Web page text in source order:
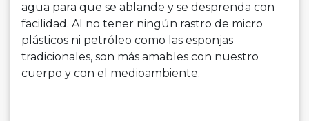
agua para que se ablande y se desprenda con
facilidad. Al no tener ningún rastro de micro
plásticos ni petróleo como las esponjas
tradicionales, son más amables con nuestro
cuerpo y con el medioambiente.